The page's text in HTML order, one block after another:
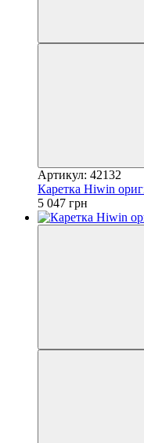
Артикул: 42132
Каретка Hiwin
5 047 грн